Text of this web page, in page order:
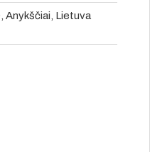
Anykščiai, Lietuva